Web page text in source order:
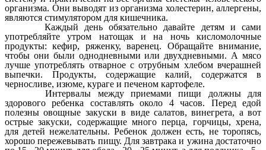
организма. Они выводят из организма холестерин, аллергены,
являются стимулятором для кишечника.
Каждый день обязательно давайте детям и сами
употребляйте утром натощак и на ночь кисломолочные
продукты: кефир, ряженку, варенец. Обращайте внимание,
чтобы они были однодневными или двухдневными. А мясо
лучше употреблять отварное с отрубным хлебом вчерашней
выпечки. Продукты, содержащие калий, содержатся в
черносливе, изюме, кураге и печеном картофеле.
Интервалы между приемами пищи должны для
здорового ребенка составлять около 4 часов. Перед едой
полезны овощные закуски в виде салатов, винегрета, а вот
острые закуски, содержащие много перца, горчицы, хрена,
для детей нежелательны. Ребенок должен есть, не торопясь,
хорошо пережевывать пищу. Для завтрака и ужина достаточно